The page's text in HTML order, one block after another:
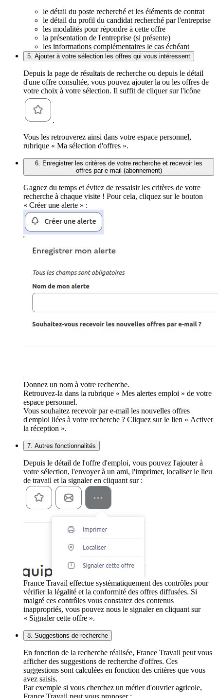
le détail du poste recherché et les éléments de contrat
le détail du profil du candidat recherché par l'entreprise
les modalités pour répondre à cette offre
la présentation de l'entreprise (si présente)
les informations complémentaires le cas échéant
5. Ajouter à votre sélection les offres qui vous intéressent
Depuis la page de résultats de recherche ou depuis le détail
d'une offre consultée, vous pouvez ajouter la ou les offres de
votre choix à votre sélection. Il suffit de cliquer sur l'icône
.
Vous les retrouverez ainsi dans votre espace personnel,
rubrique « Ma sélection d'offres ».
6. Enregistrer les critères de votre recherche et recevoir les
offres par e-mail (abonnement)
Gagnez du temps et évitez de ressaisir les critères de votre
recherche à chaque visite ! Pour cela, cliquez sur le bouton
« Créer une alerte » :
Donnez un nom à votre recherche.
Retrouvez-la dans la rubrique « Mes alertes emploi » de votre
espace personnel.
Vous souhaitez recevoir par e-mail les nouvelles offres
d'emploi liées à votre recherche ? Cliquez sur le lien « Activer
la réception ».
7. Autres fonctionnalités
Depuis le détail de l'offre d'emploi, vous pouvez l'ajouter à
votre sélection, l'envoyer à un ami, l'imprimer, localiser le lieu
de travail et la signaler en cliquant sur :
France Travail effectue systématiquement des contrôles pour
vérifier la légalité et la conformité des offres diffusées. Si
malgré ces contrôles vous constatez des contenus
inappropriés, vous pouvez nous le signaler en cliquant sur
« Signaler cette offre ».
8. Suggestions de recherche
En fonction de la recherche réalisée, France Travail peut vous
afficher des suggestions de recherche d'offres. Ces
suggestions sont calculées en fonction des critères que vous
avez saisis.
Par exemple si vous cherchez un métier d'ouvrier agricole,